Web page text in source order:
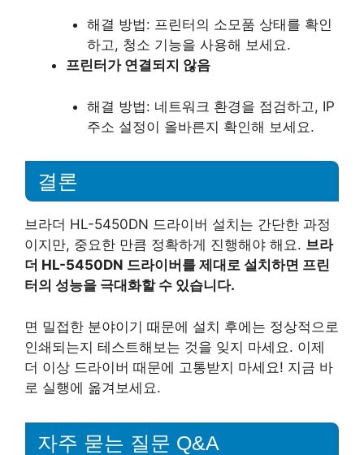
해결 방법: 프린터의 소모품 상태를 확인
하고, 청소 기능을 사용해 보세요.
프린터가 연결되지 않음
해결 방법: 네트워크 환경을 점검하고, IP
주소 설정이 올바른지 확인해 보세요.
결론
브라더 HL-5450DN 드라이버 설치는 간단한 과정
이지만, 중요한 만큼 정확하게 진행해야 해요. 브라
더 HL-5450DN 드라이버를 제대로 설치하면 프린
터의 성능을 극대화할 수 있습니다.
면 밀접한 분야이기 때문에 설치 후에는 정상적으로
인쇄되는지 테스트해보는 것을 잊지 마세요. 이제
더 이상 드라이버 때문에 고통받지 마세요! 지금 바
로 실행에 옮겨보세요.
자주 묻는 질문 Q&A